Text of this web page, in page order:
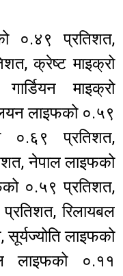
०.४९ प्रतिशत,
क्रेष्ट माइक्रो
माइक्रो
लाइफको ०.५९
०.६९ प्रतिशत,
नेपाल लाइफको
०.५९ प्रतिशत,
रिलायबल
लाइफको
लाइफको ०.११